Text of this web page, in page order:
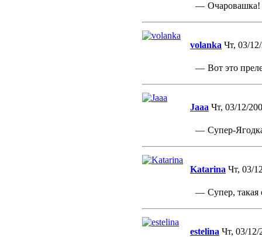
— Очаровашка!
volanka Чт, 03/
— Вот это
Jaaa Чт, 03/12/
— Супер-
Katarina Чт, 03/
— Супер, такая
estelina Чт, 03/12/